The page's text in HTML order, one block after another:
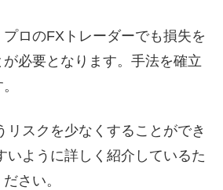
ロのFXトレーダーでも損失を
必要となります。手法を確立
スクを少なくすることができ
いように詳しく紹介しているた
さい。